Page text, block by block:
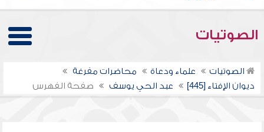
الصوتيات
الصوتيات علماء ودعاة
محاضرات مفرغة
ديوان الإفتاء [445]
عبد الحي يوسف صفحة الفهرس